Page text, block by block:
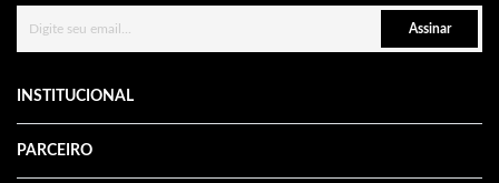
Assinar
INSTITUCIONAL
PARCEIRO